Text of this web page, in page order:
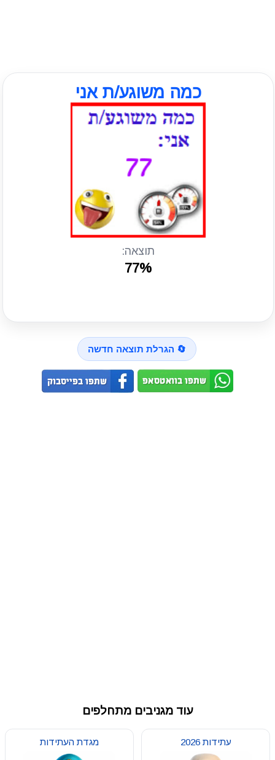
כמה משוגע/ת אני
תוצאה:
77%
🔄 הגרלת תוצאה חדשה
עוד מגניבים מתחלפים
עתידות 2026 מגדת העתידות